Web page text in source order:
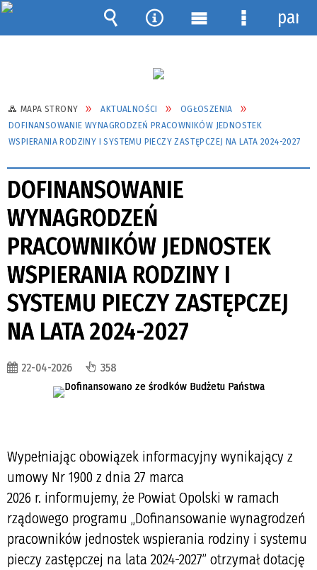
MAPA STRONY AKTUALNOŚCI
OGŁOSZENIA
DOFINANSOWANIE WYNAGRODZEŃ PRACOWNIKÓW JEDNOSTEK
WSPIERANIA RODZINY I SYSTEMU PIECZY ZASTĘPCZEJ NA LATA 2024-2027
DOFINANSOWANIE
WYNAGRODZEŃ
PRACOWNIKÓW JEDNOSTEK
WSPIERANIA RODZINY I
SYSTEMU PIECZY ZASTĘPCZEJ
NA LATA 2024-2027
22-04-2026 358
Wypełniając obowiązek informacyjny wynikający z
umowy Nr 1900 z dnia 27 marca
2026 r. informujemy, że Powiat Opolski w ramach
rządowego programu „Dofinansowanie wynagrodzeń
pracowników jednostek wspierania rodziny i systemu
pieczy zastępczej na lata 2024-2027” otrzymał dotację
Wyszukiwarka
Narzędzia
Menu Menu
panel